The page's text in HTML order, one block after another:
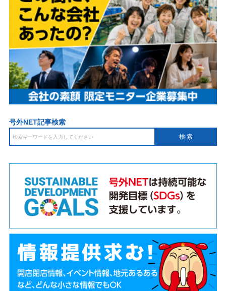
号外NET記事検索